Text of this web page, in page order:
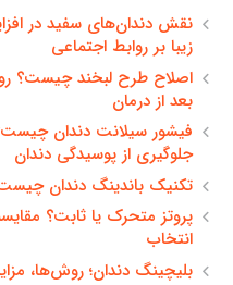
نقش دندان‌های سفید در
زیبا بر روابط اجتماعی
اصلاح طرح لبخند چیست؟
بعد از درمان
فیشور سیلانت دندان
جلوگیری از پوسیدگی دندان
تکنیک باندینگ دندان
پروتز متحرک یا ثابت؟
انتخاب
بلیچینگ دندان؛ روش‌ها،